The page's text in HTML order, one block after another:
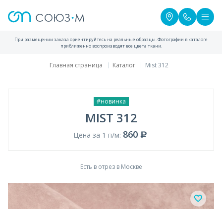
При размещении заказа ориентируйтесь на реальные образцы. Фотографии в каталоге
приближенно воспроизводят все цвета ткани.
Главная страница Каталог Mist 312
#новинка
MIST 312
Цена за 1 п/м: 860
Есть в отрез в Москве